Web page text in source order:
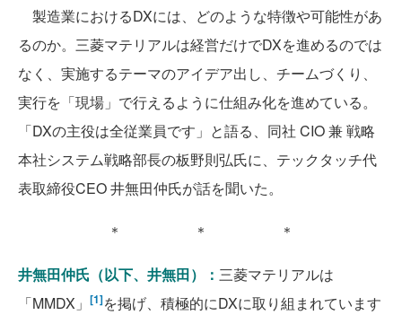
製造業におけるDXには、どのような特徴や可能性があ
るのか。三菱マテリアルは経営だけでDXを進めるのでは
なく、実施するテーマのアイデア出し、チームづくり、
実行を「現場」で行えるように仕組み化を進めている。
「DXの主役は全従業員です」と語る、同社 CIO 兼 戦略
本社システム戦略部長の板野則弘氏に、テックタッチ代
表取締役CEO 井無田仲氏が話を聞いた。
＊ ＊ ＊
井無田仲氏（以下、井無田）： 三菱マテリアルは
「MMDX」 [1]を掲げ、積極的にDXに取り組まれています